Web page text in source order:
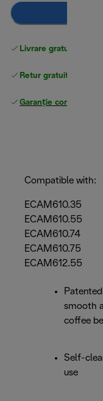
Livrare gratuită
Retur gratuit
Garanție completă
Compatible with:
ECAM610.35
ECAM610.55
ECAM610.74
ECAM610.75
ECAM612.55
smooth
coffee
Self-
use